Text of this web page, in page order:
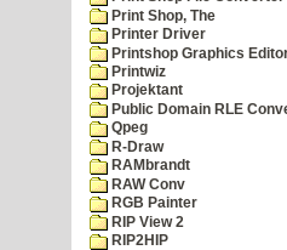
Print Shop, The
Printer Driver
Printshop Graphics
Printwiz
Projektant
Public Domain RLE
Qpeg
R-Draw
RAMbrandt
RAW Conv
RGB Painter
RIP View 2
RIP2HIP